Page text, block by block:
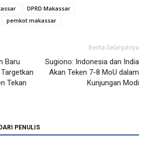
DPRD Makassar
pemkot makassar
Baru
Tekan
Berita Selanjutnya
Sugiono: Indonesia dan India
Akan Teken 7-8 MoU dalam
Kunjungan Modi
DARI PENULIS